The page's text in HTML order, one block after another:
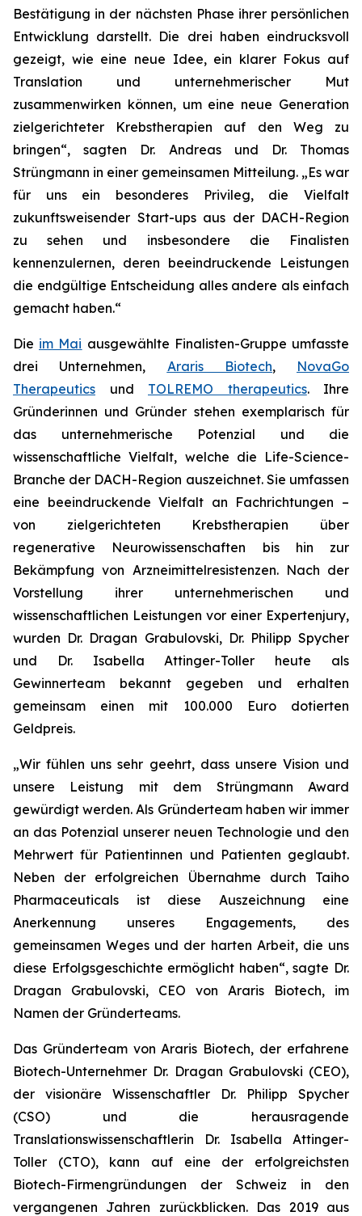
Bestätigung in der nächsten Phase ihrer persönlichen
Entwicklung darstellt. Die drei haben eindrucksvoll
gezeigt, wie eine neue Idee, ein klarer Fokus auf
Translation und unternehmerischer Mut
zusammenwirken können, um eine neue Generation
zielgerichteter Krebstherapien auf den Weg zu
bringen“, sagten Dr. Andreas und Dr. Thomas
Strüngmann in einer gemeinsamen Mitteilung. „Es war
für uns ein besonderes Privileg, die Vielfalt
zukunftsweisender Start-ups aus der DACH-Region
zu sehen und insbesondere die Finalisten
kennenzulernen, deren beeindruckende Leistungen
die endgültige Entscheidung alles andere als einfach
gemacht haben.“
Die im Mai ausgewählte Finalisten-Gruppe umfasste
drei Unternehmen, Araris Biotech, NovaGo
Therapeutics und TOLREMO therapeutics. Ihre
Gründerinnen und Gründer stehen exemplarisch für
das unternehmerische Potenzial und die
wissenschaftliche Vielfalt, welche die Life-Science-
Branche der DACH-Region auszeichnet. Sie umfassen
eine beeindruckende Vielfalt an Fachrichtungen –
von zielgerichteten Krebstherapien über
regenerative Neurowissenschaften bis hin zur
Bekämpfung von Arzneimittelresistenzen. Nach der
Vorstellung ihrer unternehmerischen und
wissenschaftlichen Leistungen vor einer Expertenjury,
wurden Dr. Dragan Grabulovski, Dr. Philipp Spycher
und Dr. Isabella Attinger-Toller heute als
Gewinnerteam bekannt gegeben und erhalten
gemeinsam einen mit 100.000 Euro dotierten
Geldpreis.
„Wir fühlen uns sehr geehrt, dass unsere Vision und
unsere Leistung mit dem Strüngmann Award
gewürdigt werden. Als Gründerteam haben wir immer
an das Potenzial unserer neuen Technologie und den
Mehrwert für Patientinnen und Patienten geglaubt.
Neben der erfolgreichen Übernahme durch Taiho
Pharmaceuticals ist diese Auszeichnung eine
Anerkennung unseres Engagements, des
gemeinsamen Weges und der harten Arbeit, die uns
diese Erfolgsgeschichte ermöglicht haben“, sagte Dr.
Dragan Grabulovski, CEO von Araris Biotech, im
Namen der Gründerteams.
Das Gründerteam von Araris Biotech, der erfahrene
Biotech-Unternehmer Dr. Dragan Grabulovski (CEO),
der visionäre Wissenschaftler Dr. Philipp Spycher
(CSO) und die herausragende
Translationswissenschaftlerin Dr. Isabella Attinger-
Toller (CTO), kann auf eine der erfolgreichsten
Biotech-Firmengründungen der Schweiz in den
vergangenen Jahren zurückblicken. Das 2019 aus